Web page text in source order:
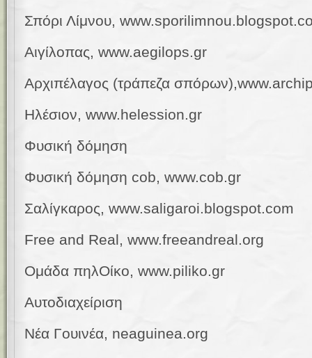
Σπόρι Λίμνου, www.
Αιγίλοπας, www.aegilops.gr
Αρχιπέλαγος (τράπεζα σπόρων),
Ηλέσιον, www.helession.gr
Φυσική δόμηση
Φυσική δόμηση cob, www.cob.gr
Σαλίγκαρος, www.saligaroi.blogspot.com
Free and Real, www.freeandreal.org
Ομάδα πηλΟίκο, www.piliko.gr
Αυτοδιαχείριση
Νέα Γουινέα, neaguinea.org